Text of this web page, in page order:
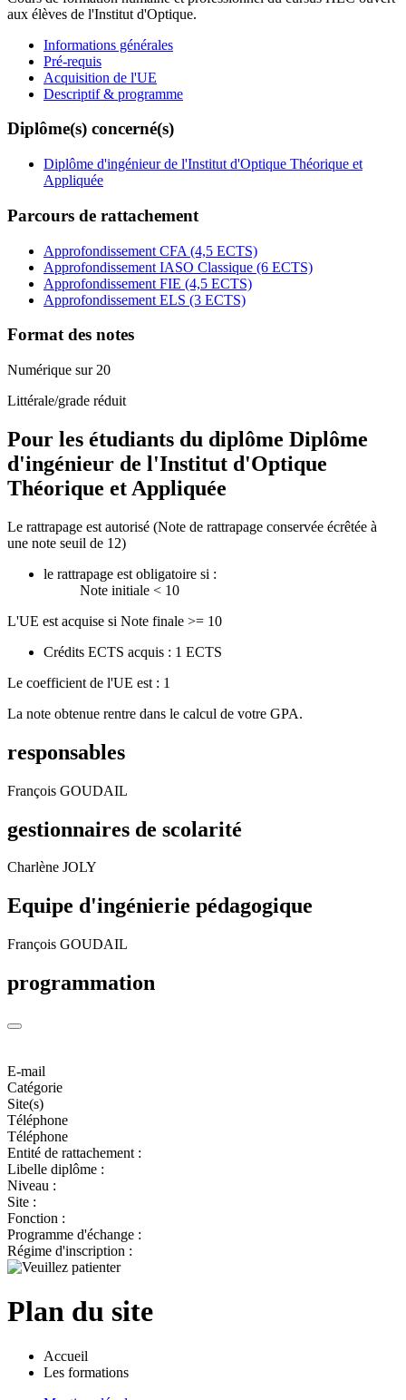
aux élèves de l'Institut d'Optique.
Informations générales
Pré-requis
Acquisition de l'UE
Descriptif & programme
Diplôme(s) concerné(s)
Diplôme d'ingénieur de l'Institut d'Optique Théorique et
Appliquée
Parcours de rattachement
Approfondissement CFA (4,5 ECTS)
Approfondissement IASO Classique (6 ECTS)
Approfondissement FIE (4,5 ECTS)
Approfondissement ELS (3 ECTS)
Format des notes
Numérique sur 20
Littérale/grade réduit
Pour les étudiants du diplôme Diplôme
d'ingénieur de l'Institut d'Optique
Théorique et Appliquée
Le rattrapage est autorisé (Note de rattrapage conservée écrêtée à
une note seuil de 12)
le rattrapage est obligatoire si :
Note initiale < 10
L'UE est acquise si Note finale >= 10
Crédits ECTS acquis : 1 ECTS
Le coefficient de l'UE est : 1
La note obtenue rentre dans le calcul de votre GPA.
responsables
François GOUDAIL
gestionnaires de scolarité
Charlène JOLY
Equipe d'ingénierie pédagogique
François GOUDAIL
programmation
E-mail
Catégorie
Site(s)
Téléphone
Téléphone
Entité de rattachement :
Libelle diplôme :
Niveau :
Site :
Fonction :
Programme d'échange :
Régime d'inscription :
Plan du site
Accueil
Les formations